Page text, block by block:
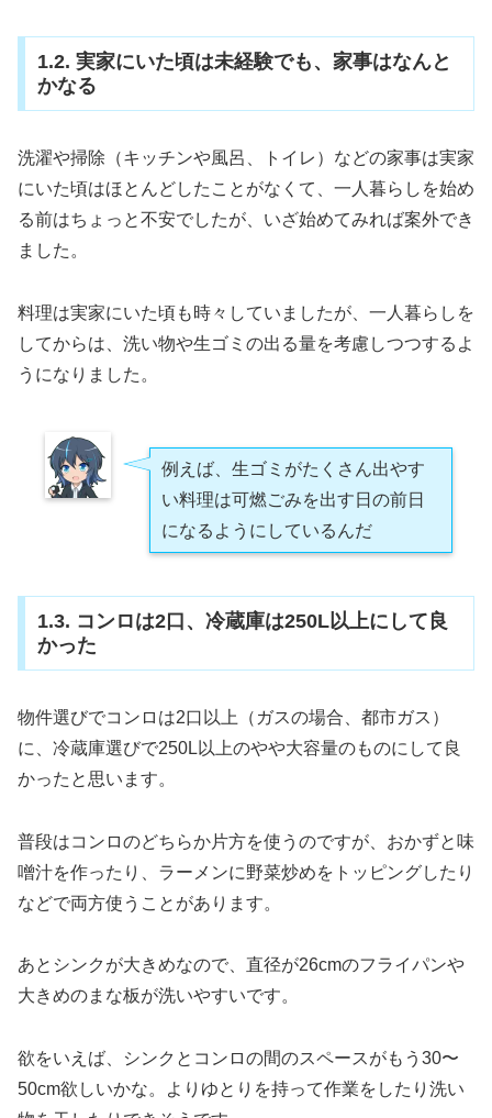
1.2. 実家にいた頃は未経験でも、家事はなんと
かなる
洗濯や掃除（キッチンや風呂、トイレ）などの家事は実家
にいた頃はほとんどしたことがなくて、一人暮らしを始め
る前はちょっと不安でしたが、いざ始めてみれば案外でき
ました。
料理は実家にいた頃も時々していましたが、一人暮らしを
してからは、洗い物や生ゴミの出る量を考慮しつつするよ
うになりました。
例えば、生ゴミがたくさん出やす
い料理は可燃ごみを出す日の前日
になるようにしているんだ
1.3. コンロは2口、冷蔵庫は250L以上にして良
かった
物件選びでコンロは2口以上（ガスの場合、都市ガス）
に、冷蔵庫選びで250L以上のやや大容量のものにして良
かったと思います。
普段はコンロのどちらか片方を使うのですが、おかずと味
噌汁を作ったり、ラーメンに野菜炒めをトッピングしたり
などで両方使うことがあります。
あとシンクが大きめなので、直径が26cmのフライパンや
大きめのまな板が洗いやすいです。
欲をいえば、シンクとコンロの間のスペースがもう30〜
50cm欲しいかな。よりゆとりを持って作業をしたり洗い